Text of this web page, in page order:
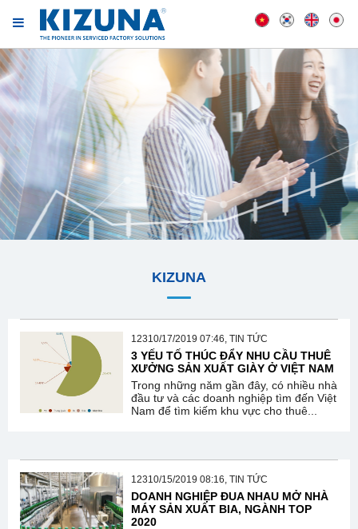
KIZUNA
12310/17/2019 07:46, TIN TỨC
3 YẾU TỐ THÚC ĐẨY NHU CẦU THUÊ
XƯỞNG SẢN XUẤT GIÀY Ở VIỆT NAM
Trong những năm gần đây, có nhiều nhà
đầu tư và các doanh nghiệp tìm đến Việt
Nam để tìm kiếm khu vực cho thuê...
12310/15/2019 08:16, TIN TỨC
DOANH NGHIỆP ĐUA NHAU MỞ NHÀ
MÁY SẢN XUẤT BIA, NGÀNH TOP
2020